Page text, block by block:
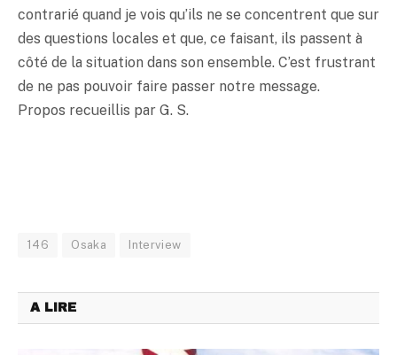
contrarié quand je vois qu’ils ne se concentrent que sur
des questions locales et que, ce faisant, ils passent à
côté de la situation dans son ensemble. C’est frustrant
de ne pas pouvoir faire passer notre message.
Propos recueillis par G. S.
146 Osaka Interview
A LIRE